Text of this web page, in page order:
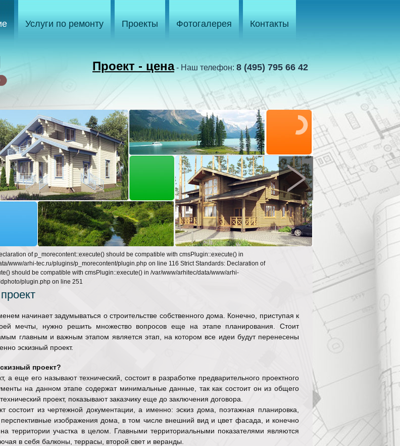
Услуги по ремонту Проекты Фотогалерея Контакты
Проект - цена- Наш телефон: 8 (495) 795 66 42
of p_morecontent::execute() should be compatible with cmsPlugin::execute() in
www/arhi-tec.ru/plugins/p_morecontent/plugin.php on line 116 Strict Standards: Declaration of
should be compatible with cmsPlugin::execute() in /var/www/arhitec/data/www/arhi-
plugin.php on line 251
начинает задумываться о строительстве собственного дома. Конечно, приступая к
мечты, нужно решить множество вопросов еще на этапе планирования. Стоит
главным и важным этапом является этап, на котором все идеи будут перенесены
эскизный проект.
проект?
а еще его называют технический, состоит в разработке предварительного проектного
на данном этапе содержат минимальные данные, так как состоит он из общего
проект, показывают заказчику еще до заключения договора.
состоит из чертежной документации, а именно: эскиз дома, поэтажная планировка,
изображения дома, в том числе внешний вид и цвет фасада, и конечно
территории участка в целом. Главными территориальными показателями являются
в себя балконы, террасы, второй свет и веранды.